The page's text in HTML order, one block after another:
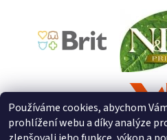
Používáme cookies, abychom
prohlížení webu a díky analýze